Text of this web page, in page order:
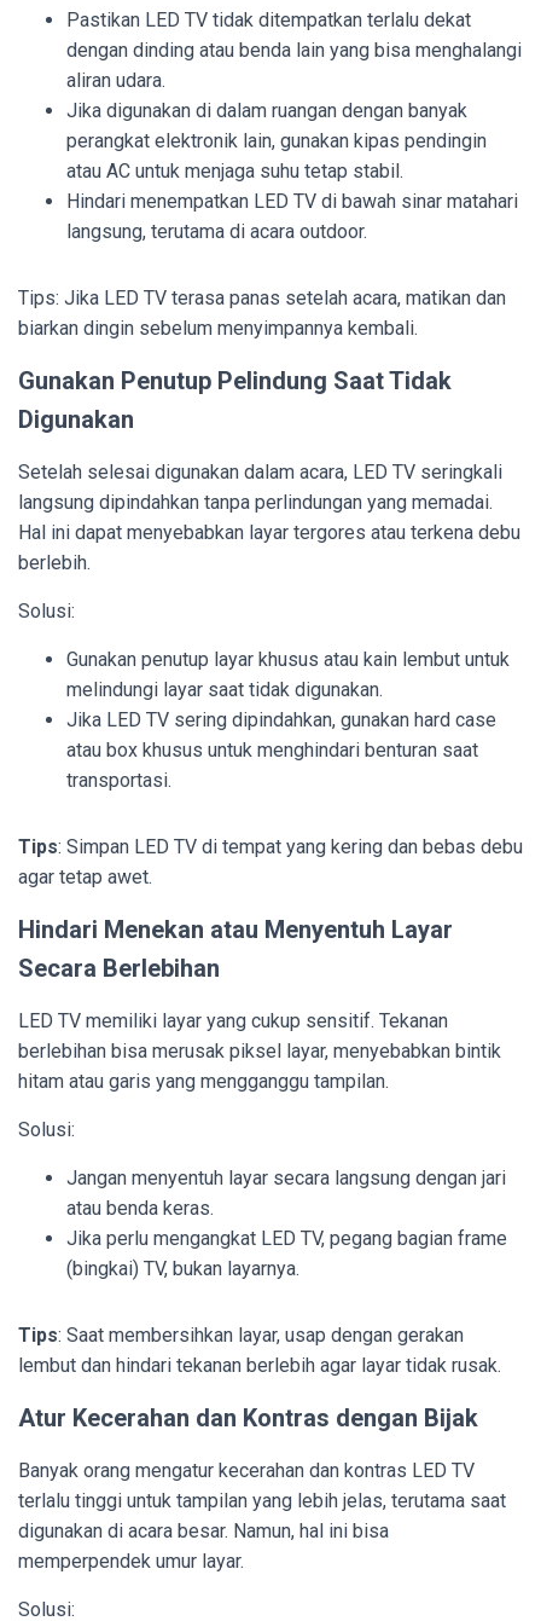
Pastikan LED TV tidak ditempatkan terlalu dekat
dengan dinding atau benda lain yang bisa menghalangi
aliran udara.
Jika digunakan di dalam ruangan dengan banyak
perangkat elektronik lain, gunakan kipas pendingin
atau AC untuk menjaga suhu tetap stabil.
Hindari menempatkan LED TV di bawah sinar matahari
langsung, terutama di acara outdoor.
Tips: Jika LED TV terasa panas setelah acara, matikan dan
biarkan dingin sebelum menyimpannya kembali.
Gunakan Penutup Pelindung Saat Tidak
Digunakan
Setelah selesai digunakan dalam acara, LED TV seringkali
langsung dipindahkan tanpa perlindungan yang memadai.
Hal ini dapat menyebabkan layar tergores atau terkena debu
berlebih.
Solusi:
Gunakan penutup layar khusus atau kain lembut untuk
melindungi layar saat tidak digunakan.
Jika LED TV sering dipindahkan, gunakan hard case
atau box khusus untuk menghindari benturan saat
transportasi.
Tips: Simpan LED TV di tempat yang kering dan bebas debu
agar tetap awet.
Hindari Menekan atau Menyentuh Layar
Secara Berlebihan
LED TV memiliki layar yang cukup sensitif. Tekanan
berlebihan bisa merusak piksel layar, menyebabkan bintik
hitam atau garis yang mengganggu tampilan.
Solusi:
Jangan menyentuh layar secara langsung dengan jari
atau benda keras.
Jika perlu mengangkat LED TV, pegang bagian frame
(bingkai) TV, bukan layarnya.
Tips: Saat membersihkan layar, usap dengan gerakan
lembut dan hindari tekanan berlebih agar layar tidak rusak.
Atur Kecerahan dan Kontras dengan Bijak
Banyak orang mengatur kecerahan dan kontras LED TV
terlalu tinggi untuk tampilan yang lebih jelas, terutama saat
digunakan di acara besar. Namun, hal ini bisa
memperpendek umur layar.
Solusi: